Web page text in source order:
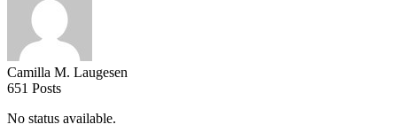
Camilla M. Laugesen
651 Posts
No status available.